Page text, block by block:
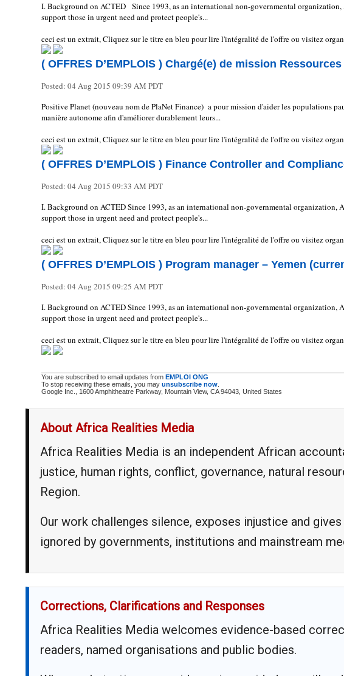
I. Background on ACTED Since 1993, as an international non-governmental
support those in urgent need and protect people's...
ceci est un extrait, Cliquez sur le titre en bleu pour lire l'intégralité de l'offre ou visitez
( OFFRES D’EMPLOIS ) Chargé(e) de mission
Posted: 04 Aug 2015 09:39 AM PDT
Positive Planet (nouveau nom de PlaNet Finance) a pour mission d'aider les populations
manière autonome afin d'améliorer durablement leurs...
ceci est un extrait, Cliquez sur le titre en bleu pour lire l'intégralité de l'offre ou visitez
( OFFRES D’EMPLOIS ) Finance Controller and
Posted: 04 Aug 2015 09:33 AM PDT
I. Background on ACTED Since 1993, as an international non-governmental organization,
support those in urgent need and protect people's...
ceci est un extrait, Cliquez sur le titre en bleu pour lire l'intégralité de l'offre ou visitez
( OFFRES D’EMPLOIS ) Program manager – Yemen
Posted: 04 Aug 2015 09:25 AM PDT
I. Background on ACTED Since 1993, as an international non-governmental organization,
support those in urgent need and protect people's...
ceci est un extrait, Cliquez sur le titre en bleu pour lire l'intégralité de l'offre ou visitez
You are subscribed to email updates from EMPLOI ONG
To stop receiving these emails, you may unsubscribe now
Google Inc., 1600 Amphitheatre Parkway, Mountain View, CA 94043, United States
About Africa Realities Media
Africa Realities Media is an independent African
justice, human rights, conflict, governance, natural
Region.
Our work challenges silence, exposes injustice and
ignored by governments, institutions and mainstream
Corrections, Clarifications and Responses
Africa Realities Media welcomes evidence-based
readers, named organisations and public bodies.